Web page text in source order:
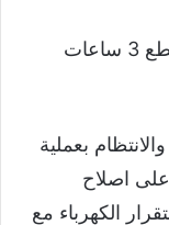
وأدى كل ذلك إلى أن بلغت ساعات القطع 3 ساعات
بعملية
اصلاح
الكهرباء مع